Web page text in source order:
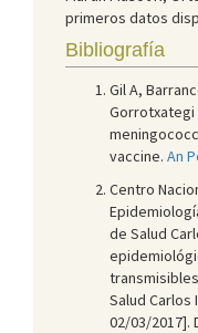
primeros datos
Bibliografía
Gil A,
Gorrotxategi
vaccine. An
Centro
de Salud
Salud Carlos
02/03/2017].